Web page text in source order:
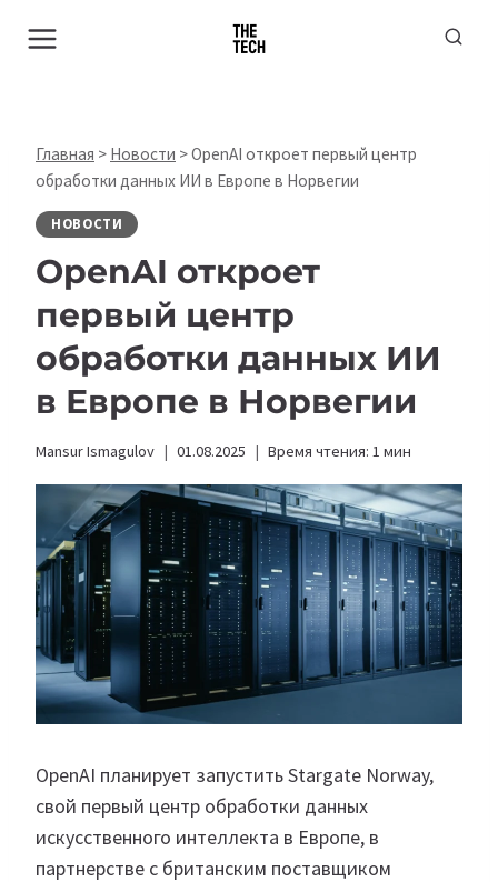
Главная > Новости >OpenAI откроет первый центр
обработки данных ИИ в Европе в Норвегии
НОВОСТИ
OpenAI откроет
первый центр
обработки данных ИИ
в Европе в Норвегии
Mansur Ismagulov 01.08.2025 Время чтения: 1 мин
OpenAI планирует запустить Stargate Norway,
свой первый центр обработки данных
искусственного интеллекта в Европе, в
партнерстве с британским поставщиком